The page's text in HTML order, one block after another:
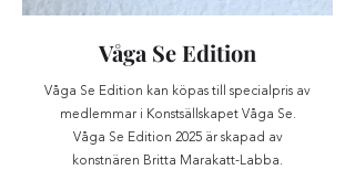
Våga Se Edition
Våga Se Edition kan köpas till specialpris av
medlemmar i Konstsällskapet Våga Se.
Våga Se Edition 2025 är skapad av
konstnären Britta Marakatt-Labba.